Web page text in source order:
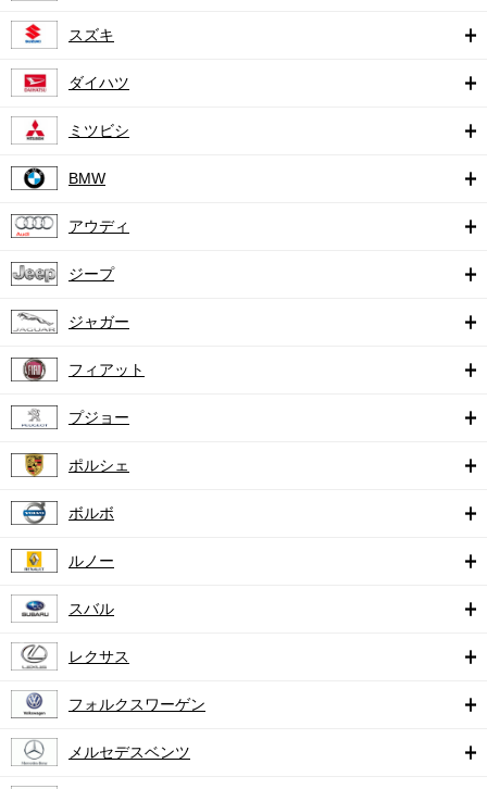
スズキ
ダイハツ
ミツビシ
BMW
アウディ
ジープ
ジャガー
フィアット
プジョー
ポルシェ
ボルボ
ルノー
スバル
レクサス
フォルクスワーゲン
メルセデスベンツ